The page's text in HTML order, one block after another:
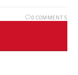
0 COMMENTS